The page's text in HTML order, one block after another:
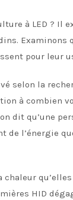
à LED ? Il
Examinons
pour leur
selon la
à combien
dit qu’une
de l’énergie
HID